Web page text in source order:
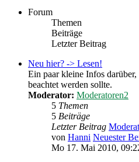
Forum
Themen
Beiträge
Letzter Beitrag
Neu hier? -> Lesen!
Ein paar kleine Infos
beachtet werden sollte.
Moderator: Moderatoren2
5 Themen
5 Beiträge
Letzter Beitrag
von Hanni Neuester
Mo 17. Mai 2010,